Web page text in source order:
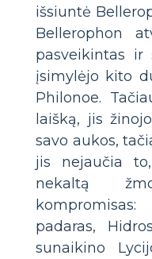
išsiuntė
Bellerophon
pasveikintas ir
įsimylėjo kito
Philonoe.
laišką, jis
savo aukos,
jis nejaučia
nekaltą
padaras,
sunaikino